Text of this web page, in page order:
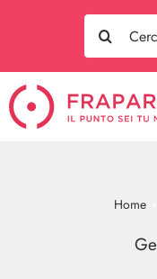
Search
for:
Home